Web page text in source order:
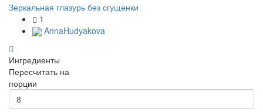
Зеркальная глазурь без сгущенки
1
AnnaHudyakova
Ингредиенты
Пересчитать на
порции